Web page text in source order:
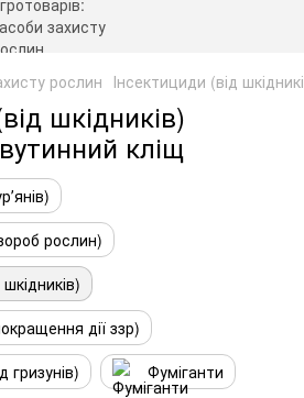
рослин Інсектициди (від
шкідників)
кліщ
рослин)
дії ззр)
гризунів)
Фуміганти